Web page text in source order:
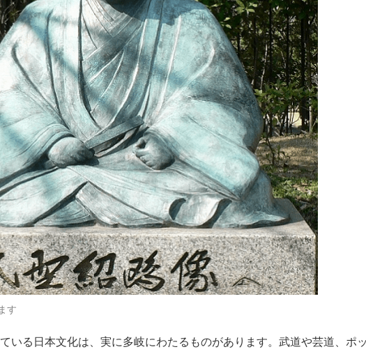
す
いる日本文化は、実に多岐にわたるものがあります。武道や芸道、ポ